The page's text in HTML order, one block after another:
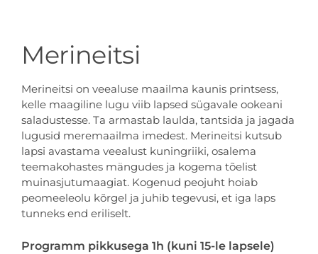
Merineitsi
Merineitsi on veealuse maailma kaunis printsess,
kelle maagiline lugu viib lapsed sügavale ookeani
saladustesse. Ta armastab laulda, tantsida ja jagada
lugusid meremaailma imedest. Merineitsi kutsub
lapsi avastama veealust kuningriiki, osalema
teemakohastes mängudes ja kogema tõelist
muinasjutumaagiat. Kogenud peojuht hoiab
peomeeleolu kõrgel ja juhib tegevusi, et iga laps
tunneks end eriliselt.
Programm pikkusega 1h (kuni 15-le lapsele)